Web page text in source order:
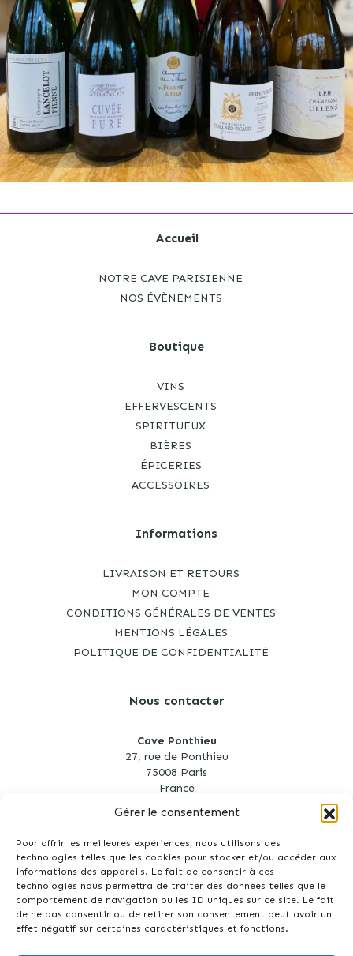
Gérer le consentement
Pour offrir les meilleures expériences, nous utilisons des
technologies telles que les cookies pour stocker et/ou accéder aux
informations des appareils. Le fait de consentir à ces
technologies nous permettra de traiter des données telles que le
comportement de navigation ou les ID uniques sur ce site. Le fait
de ne pas consentir ou de retirer son consentement peut avoir un
effet négatif sur certaines caractéristiques et fonctions.
Accueil
NOTRE CAVE PARISIENNE
NOS ÉVÈNEMENTS
Boutique
VINS
EFFERVESCENTS
SPIRITUEUX
BIÈRES
ÉPICERIES
ACCESSOIRES
Informations
LIVRAISON ET RETOURS
MON COMPTE
CONDITIONS GÉNÉRALES DE VENTES
MENTIONS LÉGALES
POLITIQUE DE CONFIDENTIALITÉ
Nous contacter
Cave Ponthieu
27, rue de Ponthieu
75008 Paris
France
cave.ponthieu@gmail.com
Création site Internet : Agence Tyméo